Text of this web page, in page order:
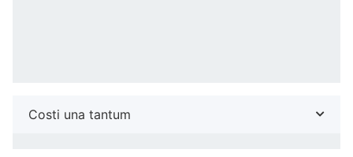
Costi una tantum